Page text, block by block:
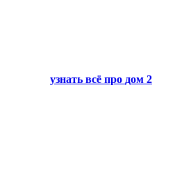
узнать всё про дом 2